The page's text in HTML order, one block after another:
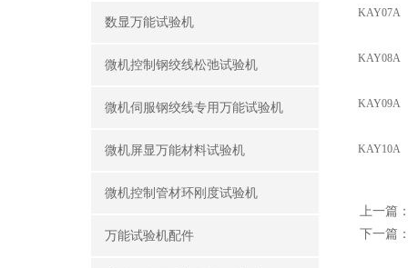
数显万能试验机
微机控制钢绞线松弛试验机
微机伺服钢绞线专用万能试验机
微机屏显万能材料试验机
微机控制管材环刚度试验机
万能试验机配件
KAY07A
KAY08A
KAY09A
KAY10A
上一篇
下一篇